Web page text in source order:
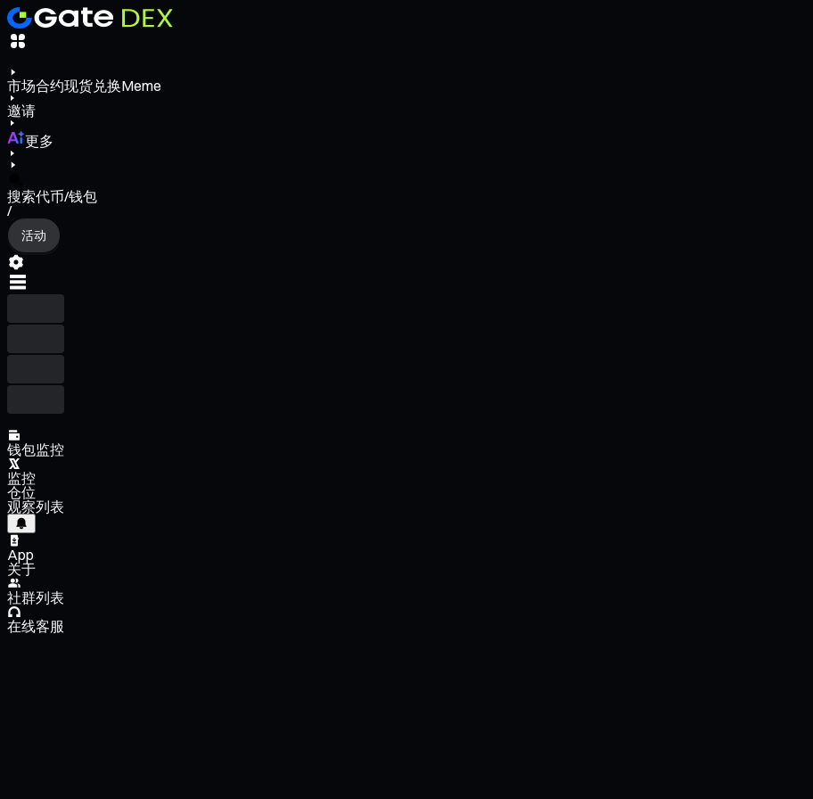
市场合约现货兑换Meme
邀请
更多
搜索代币/钱包
/
活动
钱包监控
监控
仓位
观察列表
App
关于
社群列表
在线客服